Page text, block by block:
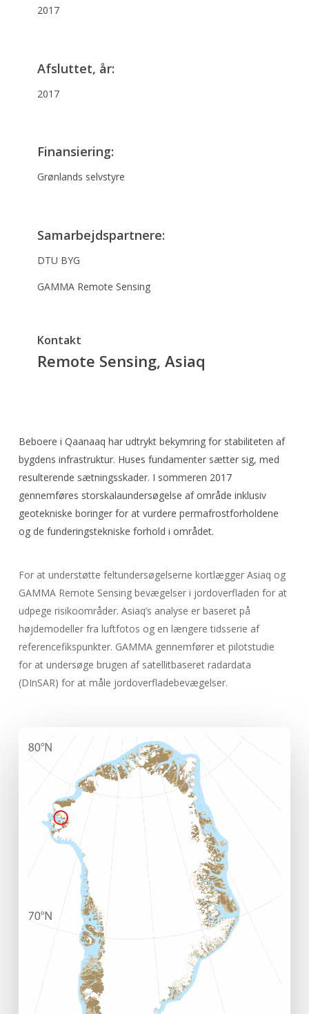
2017
Afsluttet, år:
2017
Finansiering:
Grønlands selvstyre
Samarbejdspartnere:
DTU BYG
GAMMA Remote Sensing
Kontakt
Remote Sensing, Asiaq
Beboere i Qaanaaq har udtrykt bekymring for stabiliteten af
bygdens infrastruktur. Huses fundamenter sætter sig, med
resulterende sætningsskader. I sommeren 2017
gennemføres storskalaundersøgelse af område inklusiv
geotekniske boringer for at vurdere permafrostforholdene
og de funderingstekniske forhold i området.
For at understøtte feltundersøgelserne kortlægger Asiaq og
GAMMA Remote Sensing bevægelser i jordoverfladen for at
udpege risikoområder. Asiaq’s analyse er baseret på
højdemodeller fra luftfotos og en længere tidsserie af
referencefikspunkter. GAMMA gennemfører et pilotstudie
for at undersøge brugen af satellitbaseret radardata
(DInSAR) for at måle jordoverfladebevægelser.